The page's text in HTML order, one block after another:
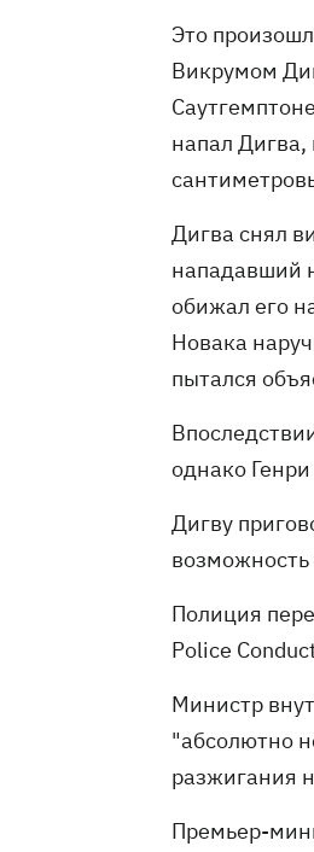
Это
Викрумом
напал
Дигва снял
нападавший
обижал его
Новака
пытался
однако
Дигву
возможность
Полиция
Police
Министр
"абсолютно
разжигания
Премьер-